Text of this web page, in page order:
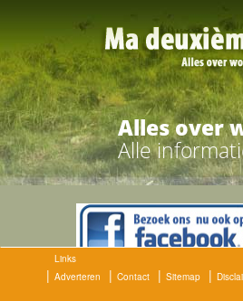
Alles over
Alle
Links
Adverteren
Contact Sitemap